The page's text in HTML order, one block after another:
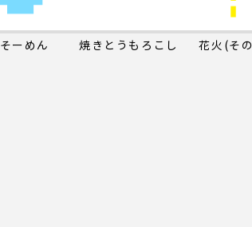
そーめん 焼きとうもろこし 花火(そ